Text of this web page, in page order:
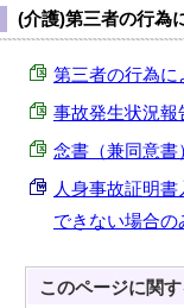
(介護)第三者の行為
第三者の行為に
事故発生状況報
念書（兼同意書
人身事故証明
できない場合の
このページに関す